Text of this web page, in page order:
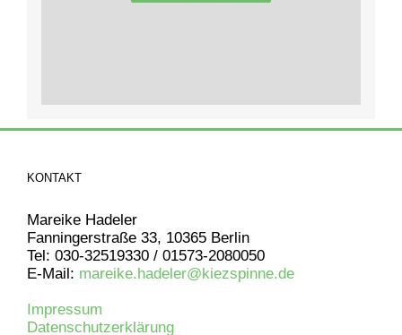
KONTAKT
Mareike Hadeler
Fanningerstraße 33, 10365 Berlin
Tel: 030-32519330 / 01573-2080050
E-Mail: mareike.hadeler@kiezspinne.de
Impressum
Datenschutzerklärung